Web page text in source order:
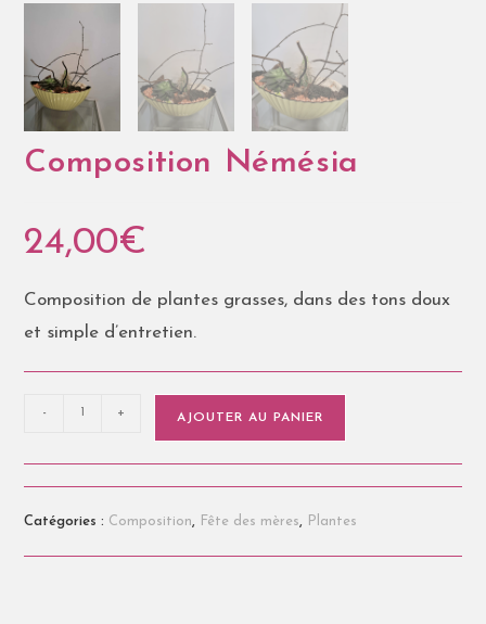
Composition Némésia
24,00€
Composition de plantes grasses, dans des tons doux
et simple d’entretien.
- + AJOUTER AU PANIER
Catégories : Composition, Fête des mères, Plantes